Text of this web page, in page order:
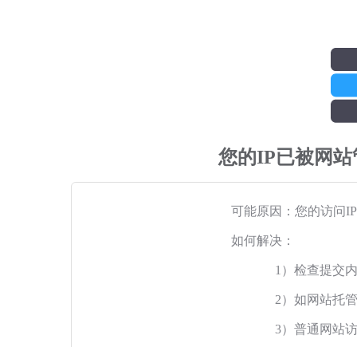
您的IP已被网
可能原因：您的访问
如何解决：
1）检查提交
2）如网站托
3）普通网站